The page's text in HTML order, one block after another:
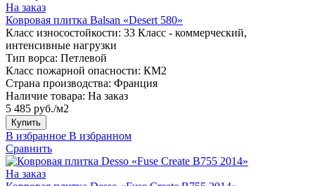
На заказ
Ковровая плитка Balsan «Desert 580»
Класс износостойкости: 33 Класс - коммерческий,
интенсивные нагрузки
Тип ворса: Петлевой
Класс пожарной опасности: КМ2
Страна производства: Франция
Наличие товара: На заказ
5 485 руб./м2
Купить
В избранное В избранном
Сравнить
На заказ